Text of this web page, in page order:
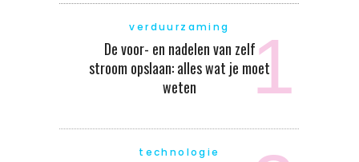
verduurzaming
De voor- en nadelen van zelf
stroom opslaan: alles wat je moet
weten
technologie